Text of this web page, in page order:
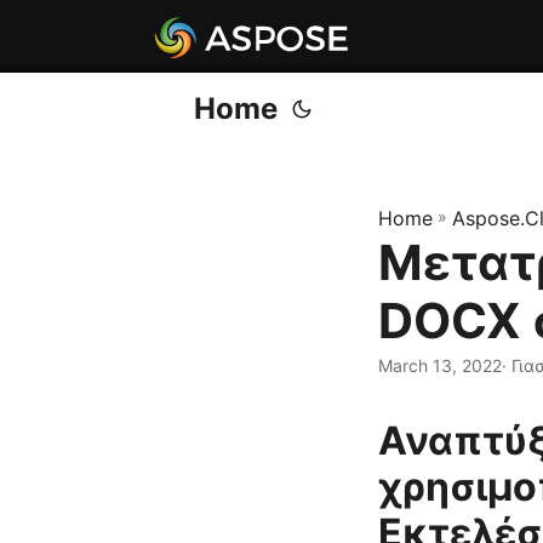
Home
Home »
DOCX
March 13, 2022·